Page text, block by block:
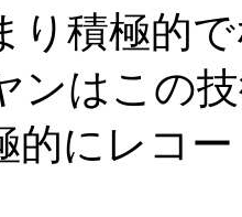
り積極的
ンはこの
的にレコ